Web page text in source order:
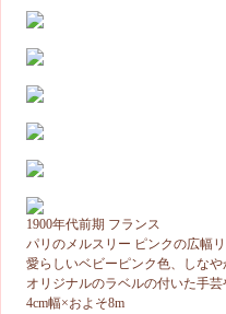
1900年代前期 フランス
パリのメルスリー ピンクの広幅リ
愛らしいベビーピンク色、しな
オリジナルのラベルの付いた手芸
4cm幅×およそ8m